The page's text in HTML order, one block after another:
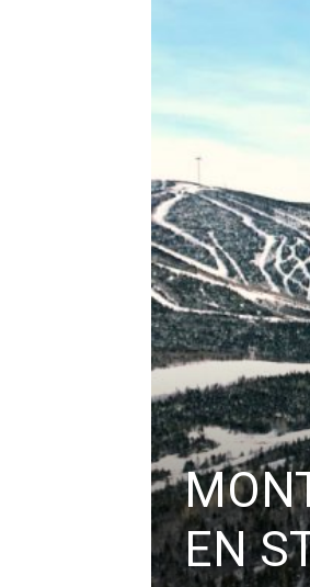
EN